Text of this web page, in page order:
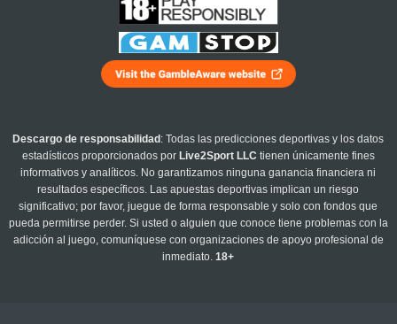
Descargo de responsabilidad : Todas las predicciones deportivas y los datos
estadísticos proporcionados por Live2Sport LLC tienen únicamente fines
informativos y analíticos. No garantizamos ninguna ganancia financiera ni
resultados específicos. Las apuestas deportivas implican un riesgo
significativo; por favor, juegue de forma responsable y solo con fondos que
pueda permitirse perder. Si usted o alguien que conoce tiene problemas con la
adicción al juego, comuníquese con organizaciones de apoyo profesional de
inmediato.18+